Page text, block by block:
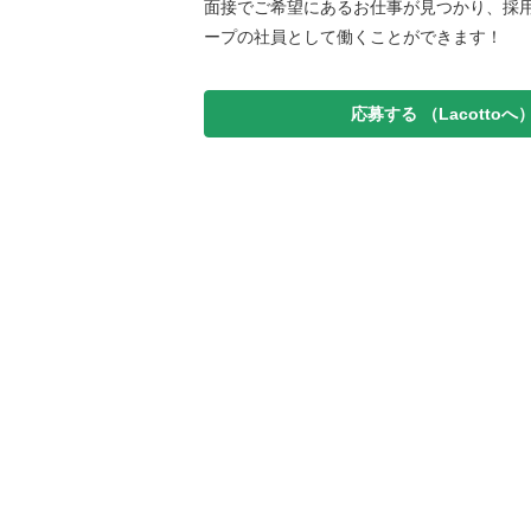
面接でご希望にあるお仕事が見つかり、採
ープの社員として働くことができます！
応募する （Lacottoへ）